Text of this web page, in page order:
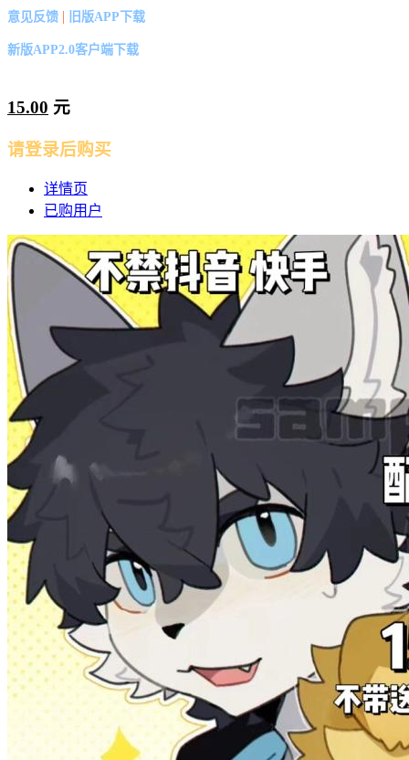
意见反馈 | 旧版APP下载
新版APP2.0客户端下载
15.00 元
请登录后购买
详情页
已购用户